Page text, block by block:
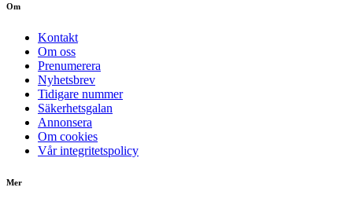
Om
Kontakt
Om oss
Prenumerera
Nyhetsbrev
Tidigare nummer
Säkerhetsgalan
Annonsera
Om cookies
Vår integritetspolicy
Mer